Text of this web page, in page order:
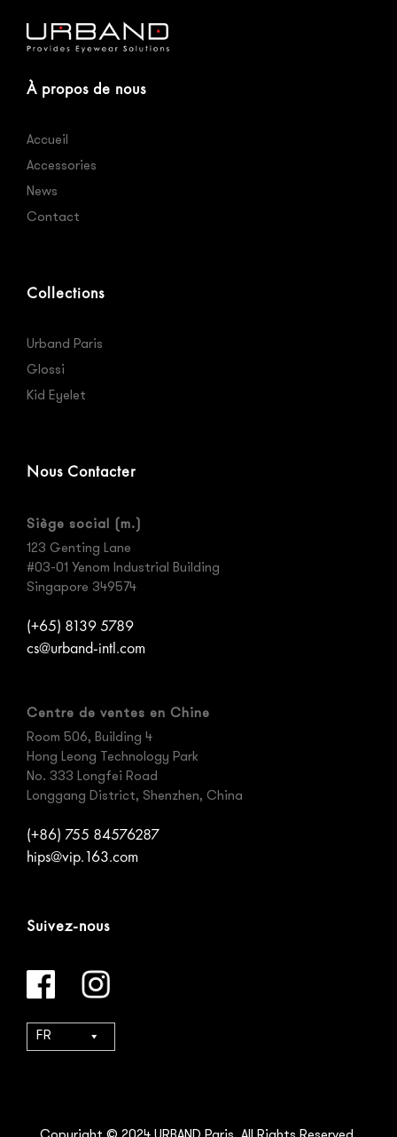
À propos de nous
Accueil
Accessories
News
Contact
Collections
Urband Paris
Glossi
Kid Eyelet
Nous Contacter
Siège social (m.)
123 Genting Lane
#03-01 Yenom Industrial Building
Singapore 349574
(+65) 8139 5789
cs@urband-intl.com
Centre de ventes en Chine
Room 506, Building 4
Hong Leong Technology Park
No. 333 Longfei Road
Longgang District, Shenzhen, China
(+86) 755 84576287
hips@vip.163.com
Suivez-nous
FR